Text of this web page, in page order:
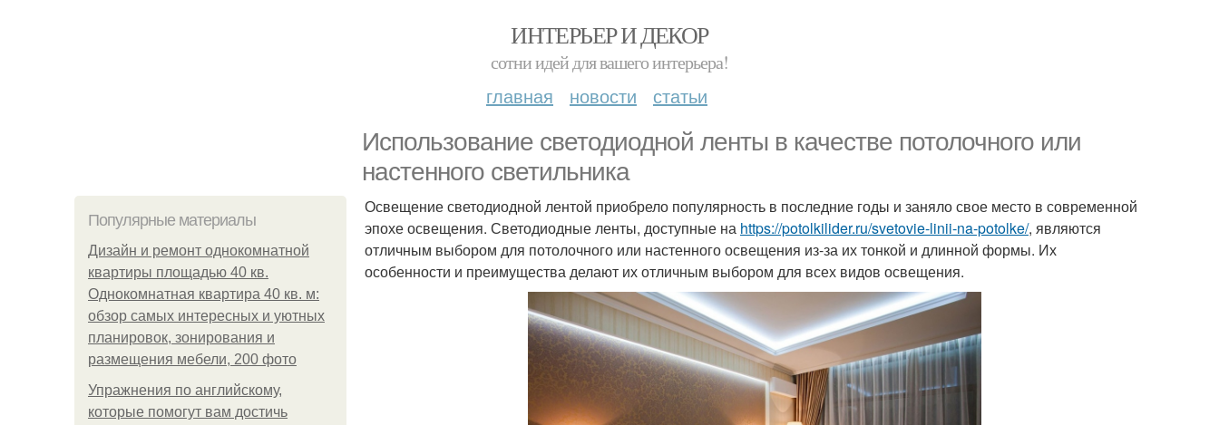
ИНТЕРЬЕР И ДЕКОР
сотни идей для вашего интерьера!
главная новости статьи
Использование светодиодной ленты в качестве потолочного или
настенного светильника
Популярные материалы
Дизайн и ремонт однокомнатной
квартиры площадью 40 кв.
Однокомнатная квартира 40 кв. м:
обзор самых интересных и уютных
планировок, зонирования и
размещения мебели, 200 фото
Упражнения по английскому,
которые помогут вам достичь
Освещение светодиодной лентой приобрело популярность в последние годы и заняло свое место в современной
эпохе освещения. Светодиодные ленты, доступные на https://potolkilider.ru/svetovie-linii-na-potolke/, являются
отличным выбором для потолочного или настенного освещения из-за их тонкой и длинной формы. Их
особенности и преимущества делают их отличным выбором для всех видов освещения.